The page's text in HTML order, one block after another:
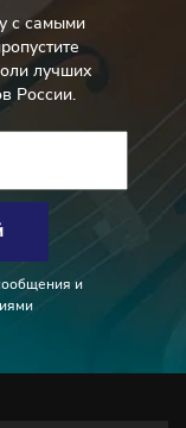
с самыми
лучших
России.
и